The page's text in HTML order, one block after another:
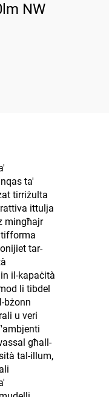
NW
ta'
tirriżulta
ittulja
mingħajr
tifforma
tar-
il-kapaċità
li tibdel
bżonn
u veri
għall-
tal-illum,